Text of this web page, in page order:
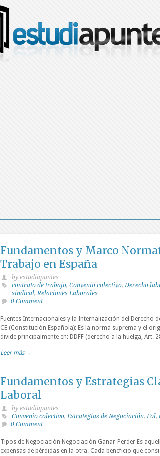
Fundamentos y Marco
Trabajo en España
by estudiapuntes
contrato de trabajo, Convenio colectivo,Derecho
sindical,Relaciones Laborales
0 Comment
Fuentes Internacionales y la Internalización del Derecho
CE (Constitución Española): Es la norma suprema y el
divide principalmente en: DDFF (derecho a la huelga, Art.
Leer más →
Fundamentos y Estrategias
Laboral
by estudiapuntes
Convenio colectivo,Estrategias de Negociación,Fol,
0 Comment
Tipos de Negociación Negociación Ganar-Perder Es
expensas de pérdidas en la otra. Cada beneficio que